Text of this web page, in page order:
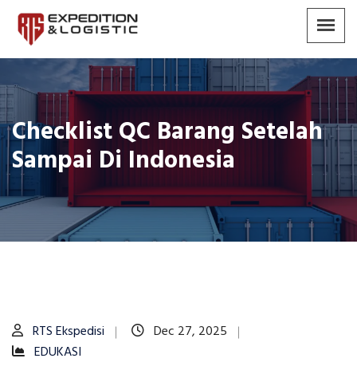
Checklist QC Barang Setelah
Sampai Di Indonesia
RTS Ekspedisi
Dec 27, 2025
EDUKASI